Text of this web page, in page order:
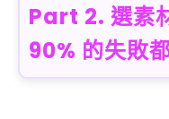
Part 2. 選素
90% 的失敗